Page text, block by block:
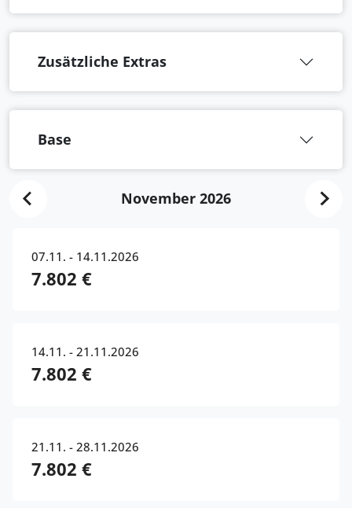
Zusätzliche Extras
Base
November 2026
07.11. - 14.11.2026
7.802 €
14.11. - 21.11.2026
7.802 €
21.11. - 28.11.2026
7.802 €